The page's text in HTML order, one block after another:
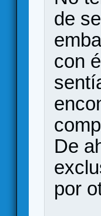
de
con
De
por